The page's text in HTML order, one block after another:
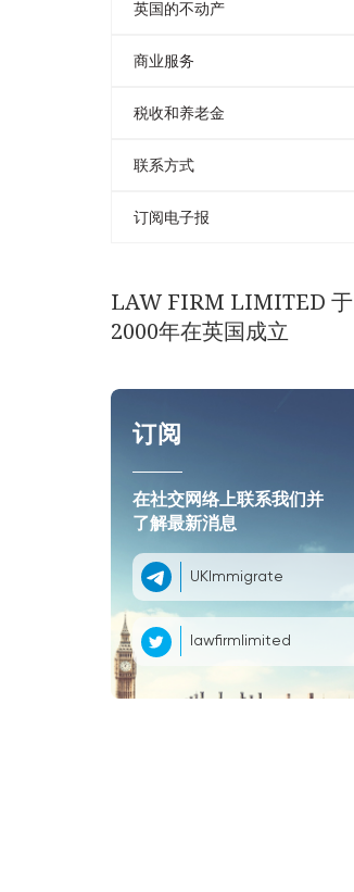
英国的不动产
商业服务
税收和养老金
联系方式
订阅电子报
LAW FIRM LIMITED 于
2000年在英国成立
订阅
在社交网络上联系我们并
了解最新消息
UKImmigrate
lawfirmlimited